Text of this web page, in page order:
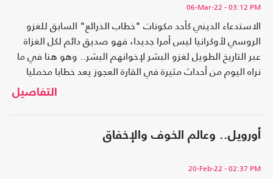
06-Mar-22 - 03:12 PM
الاستدعاء الديني كأحد مكونات "خطاب الذرائع" السابق للغزو
الروسي لأوكرانيا ليس أمرا جديدا، فهو صديق دائم لكل الغزاة
عبر التاريخ الطويل لغزو البشر لإخوانهم البشر.. وهو هنا في ما
نراه اليوم من أحداث مثيرة في القارة العجوز يعد خطابا مخمليا
التفاصيل
أورويل.. وعالم الخوف والإخفاق
20-Feb-22 - 02:37 PM